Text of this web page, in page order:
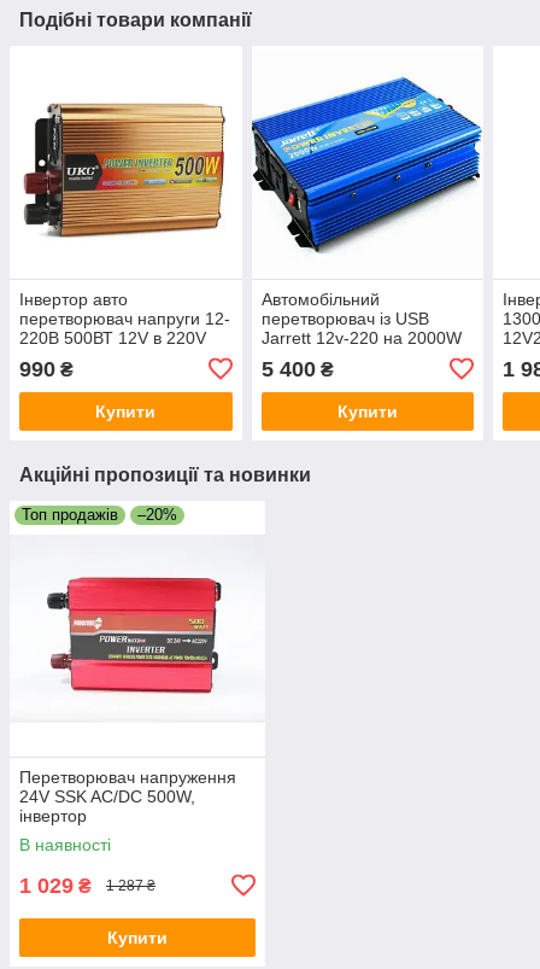
Подібні товари компанії
Інвертор авто
перетворювач напруги 12-
220В 500ВТ 12V в 220V
990 ₴
Купити
Автомобільний
перетворювач із USB
Jarrett 12v-220 на 2000W
інвертор
5 400₴
Купити
1
Акційні пропозиції та новинки
Топ продажів –20%
Перетворювач напруження
24V SSK AC/DC 500W,
інвертор
В наявності
1 029 ₴ 1 287 ₴
Купити